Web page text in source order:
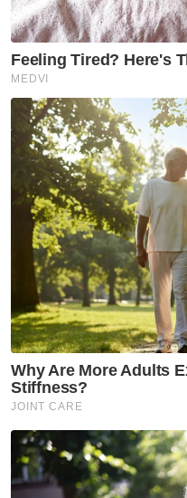
penghormatan
Presiden Persatuan
Perlembagaan Asia
Seumpamanya
Ketua Hakim Negara
Berita Telus &
hari!
Muat turun aplikasi